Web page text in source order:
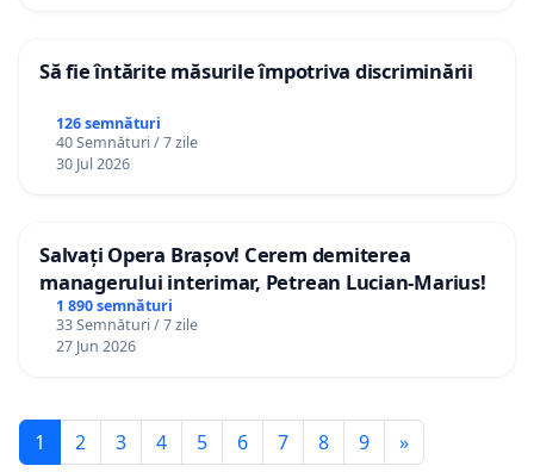
Să fie întărite măsurile împotriva discriminării
126 semnături
40 Semnături / 7 zile
30 Jul 2026
Salvați Opera Brașov! Cerem demiterea
managerului interimar, Petrean Lucian-Marius!
1 890 semnături
33 Semnături / 7 zile
27 Jun 2026
1 2 3 4 5 6 7 8 9 »